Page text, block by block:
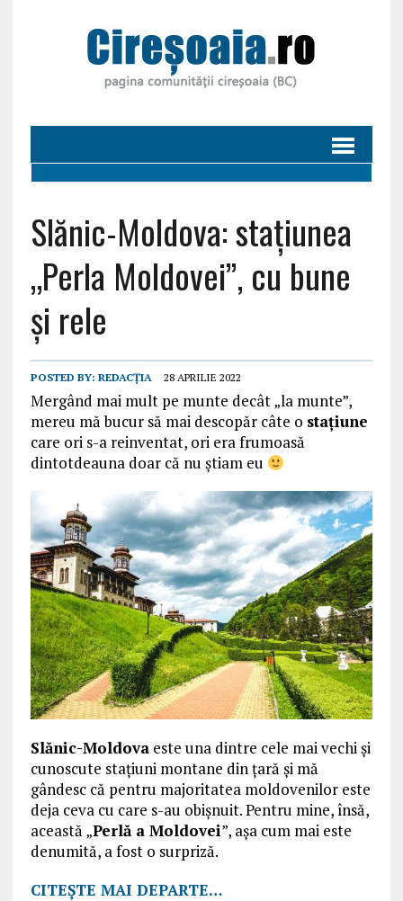
Slănic-Moldova: stațiunea
„Perla Moldovei”, cu bune
și rele
POSTED BY: REDACȚIA 28 APRILIE 2022
Mergând mai mult pe munte decât „la munte”,
mereu mă bucur să mai descopăr câte o stațiune
care ori s-a reinventat, ori era frumoasă
dintotdeauna doar că nu știam eu
Slănic-Moldovaeste una dintre cele mai vechi și
cunoscute stațiuni montane din țară și mă
gândesc că pentru majoritatea moldovenilor este
deja ceva cu care s-au obișnuit. Pentru mine, însă,
această „Perlă a Moldovei”, așa cum mai este
denumită, a fost o surpriză.
CITEȘTE MAI DEPARTE…